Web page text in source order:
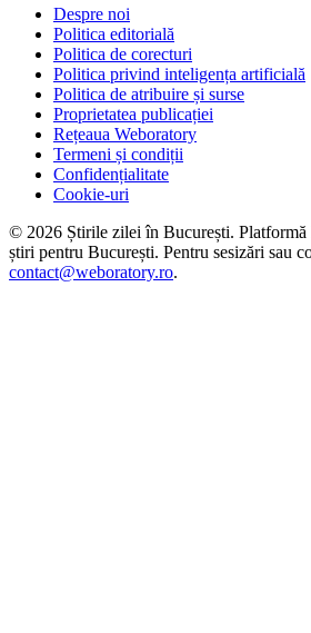
Despre noi
Politica editorială
Politica de corecturi
Politica privind inteligența artificială
Politica de atribuire și surse
Proprietatea publicației
Rețeaua Weboratory
Termeni și condiții
Confidențialitate
Cookie-uri
© 2026 Știrile zilei în București. Platformă
știri pentru București. Pentru sesizări sau
contact@weboratory.ro.